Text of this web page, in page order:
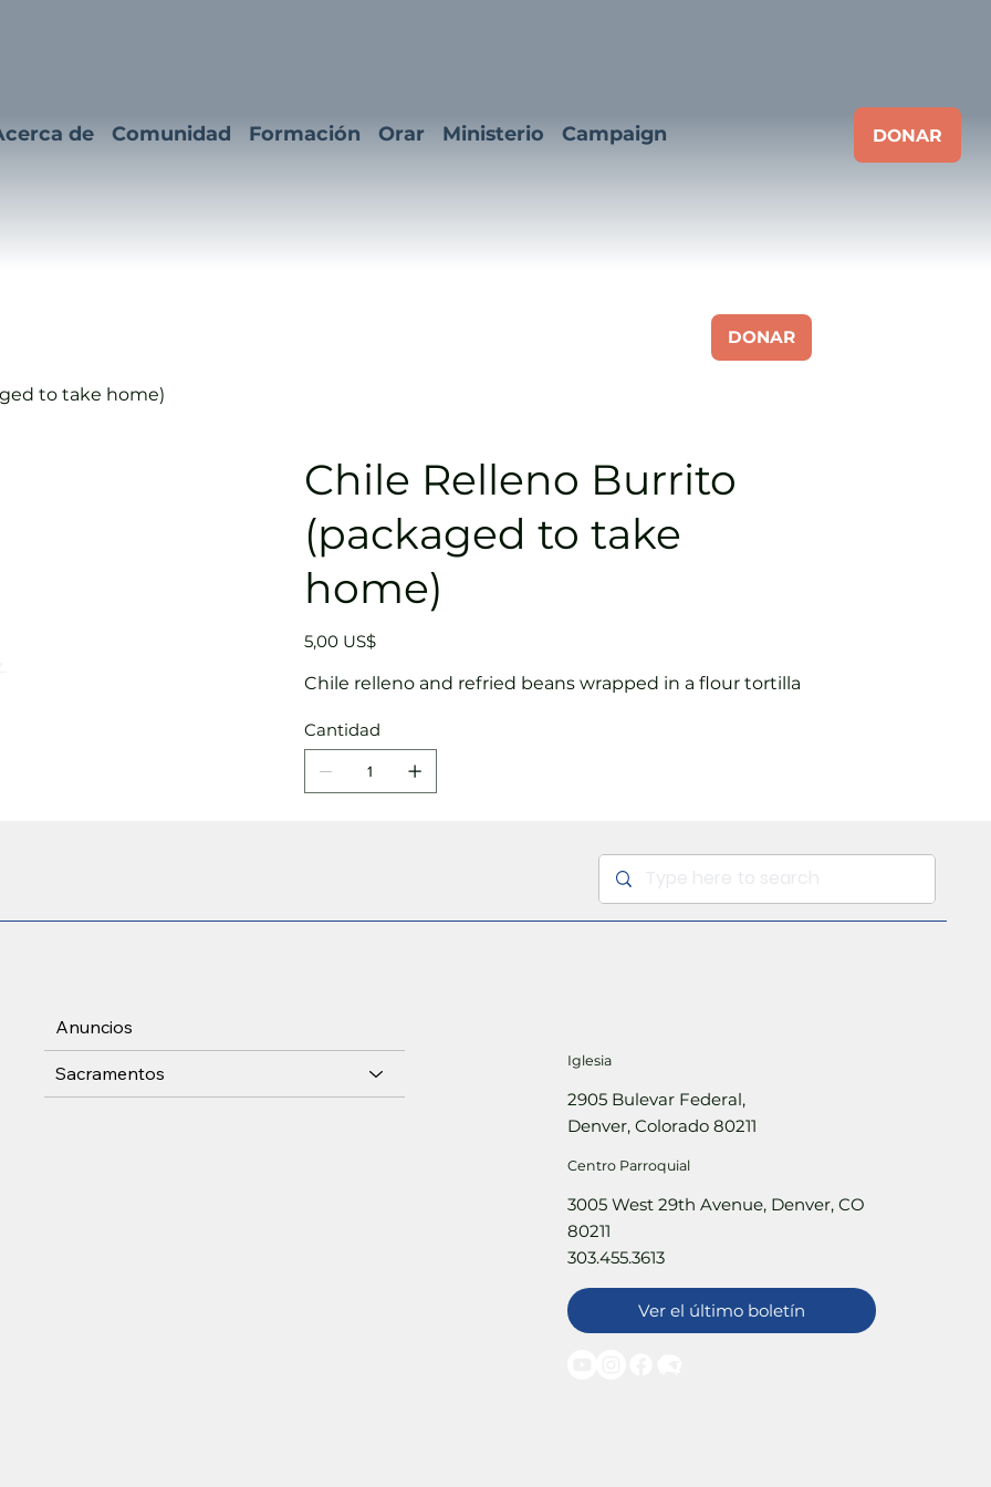
de Comunidad Formación Orar Ministerio Campaign DONAR
DONAR
to take home)
Chile Relleno Burrito
(packaged to take
home)
Precio
5,00 US$
Chile relleno and refried beans wrapped in a flour tortilla
Cantidad
Realizar compra
Anuncios
Sacramentos
Iglesia
2905 Bulevar Federal,
Denver, Colorado 80211
Centro Parroquial
3005 West 29th Avenue, Denver, CO
80211
303.455.3613
Ver el último boletín